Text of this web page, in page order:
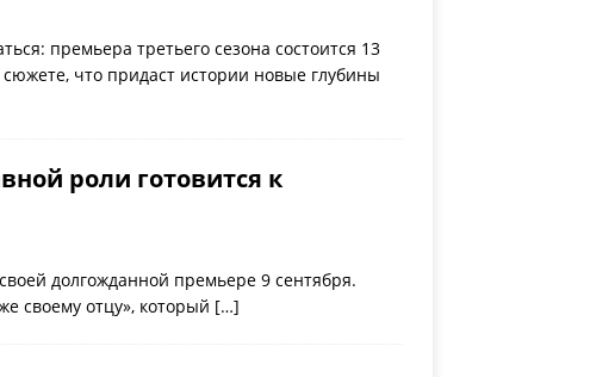
премьера третьего сезона состоится 13
что придаст истории новые глубины
роли готовится к
долгожданной премьере 9 сентября.
своему отцу», который […]